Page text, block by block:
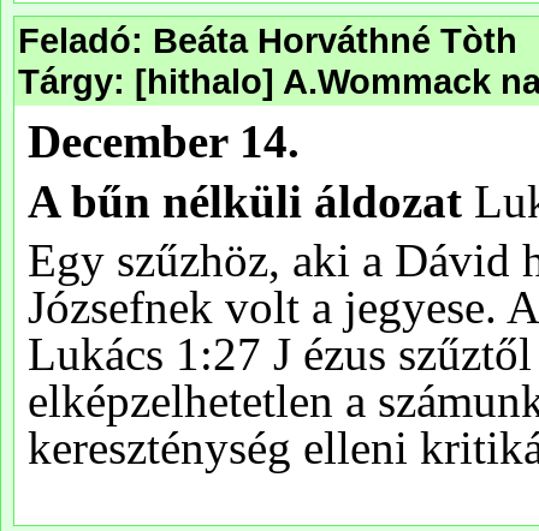
Feladó: Beáta Horváthné Tòth
Tárgy: [hithalo] A.Wommack